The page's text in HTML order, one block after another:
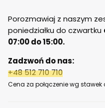
Porozmawiaj z naszym
poniedziałku do czwartku
07:00 do 15:00.
Zadzwoń do nas:
+48 512 710 710
Cena za połączenie wg stawek